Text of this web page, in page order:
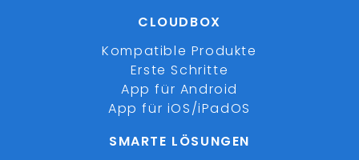
CLOUDBOX
Kompatible Produkte
Erste Schritte
App für Android
App für iOS/iPadOS
SMARTE LÖSUNGEN